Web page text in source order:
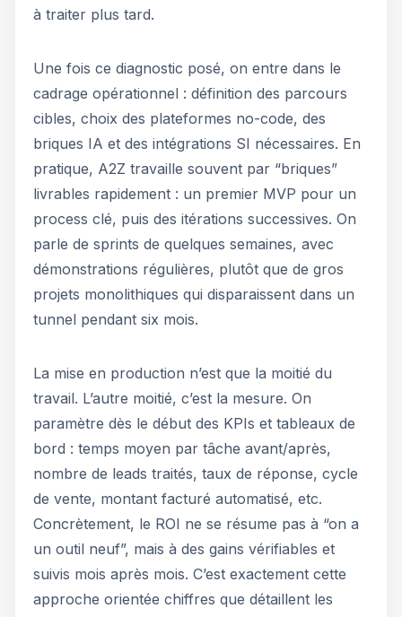
à traiter plus tard.
Une fois ce diagnostic posé, on entre dans le
cadrage opérationnel : définition des parcours
cibles, choix des plateformes no-code, des
briques IA et des intégrations SI nécessaires. En
pratique, A2Z travaille souvent par “briques”
livrables rapidement : un premier MVP pour un
process clé, puis des itérations successives. On
parle de sprints de quelques semaines, avec
démonstrations régulières, plutôt que de gros
projets monolithiques qui disparaissent dans un
tunnel pendant six mois.
La mise en production n’est que la moitié du
travail. L’autre moitié, c’est la mesure. On
paramètre dès le début des KPIs et tableaux de
bord : temps moyen par tâche avant/après,
nombre de leads traités, taux de réponse, cycle
de vente, montant facturé automatisé, etc.
Concrètement, le ROI ne se résume pas à “on a
un outil neuf”, mais à des gains vérifiables et
suivis mois après mois. C’est exactement cette
approche orientée chiffres que détaillent les